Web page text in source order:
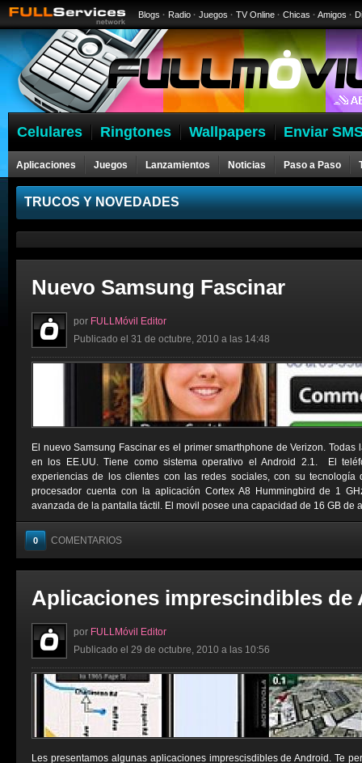
Blogs · Radio · Juegos · TV Online · Chicas · Amigos ·
Celulares Ringtones Wallpapers Enviar
Aplicaciones Juegos Lanzamientos Noticias Paso a Paso
Celulares
TRUCOS Y NOVEDADES
Nuevo Samsung Fascinar
por FULLMóvil Editor
Publicado el 31 de octubre, 2010 a las 14:48
El nuevo Samsung Fascinar es el primer smarthphone de Verizon.
en los EE.UU. Tiene como sistema operativo el Android 2.1. El
experiencias de los clientes con las redes sociales, con su tecnología
procesador cuenta con la aplicación Cortex A8 Hummingbird de 1
avanzada de la pantalla táctil. El movil posee una capacidad de 16 GB de
0 COMENTARIOS
Aplicaciones imprescindibles de
por FULLMóvil Editor
Publicado el 29 de octubre, 2010 a las 10:56
Les presentamos algunas aplicaciones imprescisdibles de Android. Te